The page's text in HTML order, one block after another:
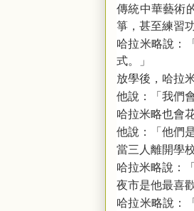
傳統中華藝術
箏，甚至練習
哈拉米略說：
式。」
放學後，哈拉
他說：「我們
哈拉米略也會
他說：「他們
當三人離開學
哈拉米略說：
夜市是他最喜
哈拉米略說：